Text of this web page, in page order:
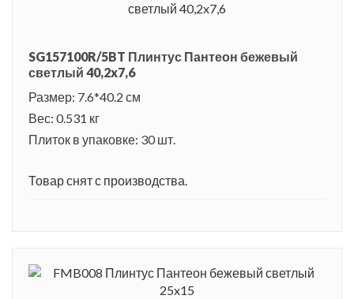
SG157100R/5BT Плинтус Пантеон бежевый
светлый 40,2x7,6
Размер: 7.6*40.2 см
Вес: 0.531 кг
Плиток в упаковке: 30 шт.
Товар снят с производства.